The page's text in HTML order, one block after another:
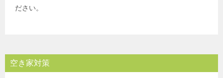
ださい。
空き家対策